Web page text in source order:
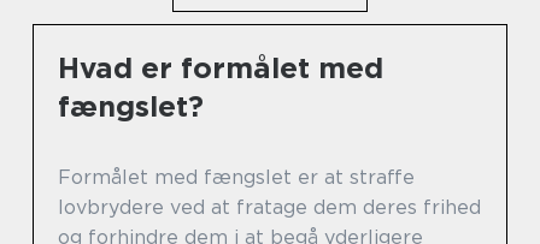
Hvad er formålet med
fængslet?
Formålet med fængslet er at straffe
lovbrydere ved at fratage dem deres frihed
og forhindre dem i at begå yderligere